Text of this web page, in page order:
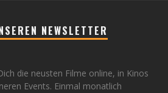
NEWSLETTER
die neusten Filme online, in Kinos
Events. Einmal monatlich